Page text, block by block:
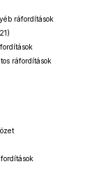
ráfordítások
ráfordítások